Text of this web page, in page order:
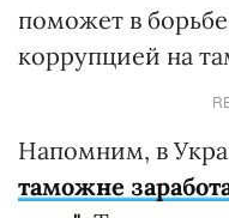
поможет в
коррупцией на
Напомним, в
таможне